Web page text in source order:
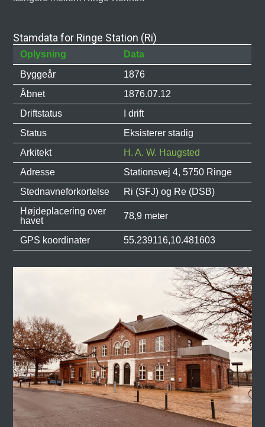
Stamdata for Ringe Station (Ri)
Oplysning
Data
Byggeår
1876
Åbnet
1876.07.12
Driftstatus
I drift
Status
Eksisterer stadig
Arkitekt
H. A. W. Haugsted
Adresse
Stationsvej 4, 5750 Ringe
Stednavneforkortelse
Ri (SFJ) og Re (DSB)
Højdeplacering over
havet
78,9 meter
GPS koordinater 55.239116,10.481603